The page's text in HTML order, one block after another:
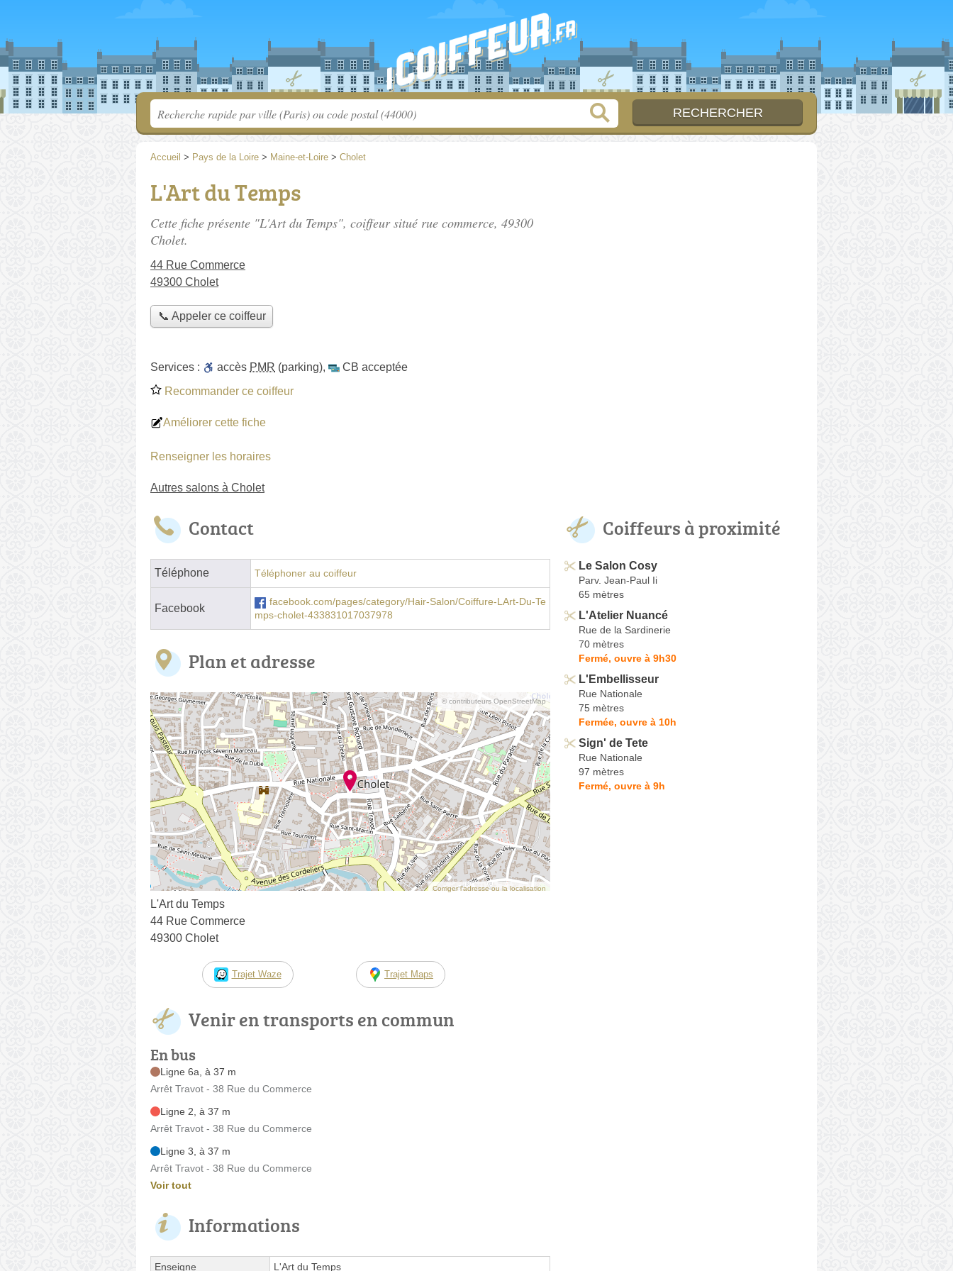
Accueil > Pays de la Loire > Maine-et-Loire > Cholet
L'Art du Temps
Cette fiche présente "L'Art du Temps", coiffeur situé rue commerce, 49300
Cholet.
44 Rue Commerce
49300 Cholet
📞 Appeler ce coiffeur
Services : accès PMR (parking),
CB acceptée
Recommander ce coiffeur
Améliorer cette fiche
Renseigner les horaires
Autres salons à Cholet
Contact
Téléphone Téléphoner au coiffeur
Facebook
facebook.com/pages/category/Hair-Salon/Coiffure-LArt-Du-Te
mps-cholet-433831017037978
Plan et adresse
© contributeurs OpenStreetMap
Corriger l’adresse ou la localisation
L'Art du Temps
44 Rue Commerce
49300 Cholet
Trajet Waze Trajet Maps
Venir en transports en commun
En bus
Ligne 6a, à 37 m
Arrêt Travot - 38 Rue du Commerce
Ligne 2, à 37 m
Arrêt Travot - 38 Rue du Commerce
Ligne 3, à 37 m
Arrêt Travot - 38 Rue du Commerce
Voir tout
Informations
Enseigne L'Art du Temps
Coiffeurs à proximité
Le Salon Cosy
Parv. Jean-Paul Ii
65 mètres
L'Atelier Nuancé
Rue de la Sardinerie
70 mètres
Fermé, ouvre à 9h30
L'Embellisseur
Rue Nationale
75 mètres
Fermée, ouvre à 10h
Sign' de Tete
Rue Nationale
97 mètres
Fermé, ouvre à 9h